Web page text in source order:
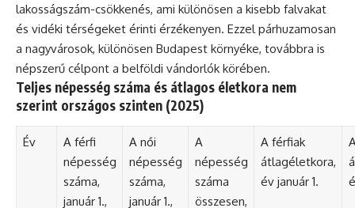
lakosságszám-csökkenés, ami különösen a kisebb falvakat
és vidéki térségeket érinti érzékenyen. Ezzel párhuzamosan
a nagyvárosok, különösen Budapest környéke, továbbra is
népszerű célpont a belföldi vándorlók körében.
Teljes népesség száma és átlagos életkora nem
szerint országos szinten (2025)
Év
A férfi
népesség
száma,
január 1.,
A női
népesség
száma,
január 1.,
A
népesség
száma
összesen,
A férfiak
átlagéletkora,
év január 1.